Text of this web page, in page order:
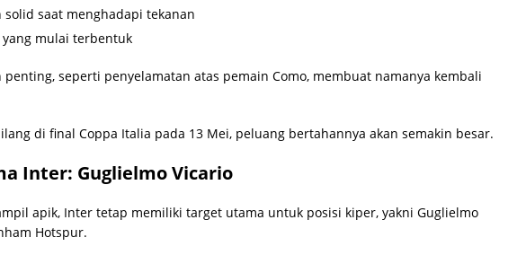
solid saat menghadapi tekanan
yang mulai terbentuk
penting, seperti penyelamatan atas pemain Como, membuat namanya kembali
di final Coppa Italia pada 13 Mei, peluang bertahannya akan semakin besar.
Inter: Guglielmo Vicario
apik, Inter tetap memiliki target utama untuk posisi kiper, yakni Guglielmo
Hotspur.